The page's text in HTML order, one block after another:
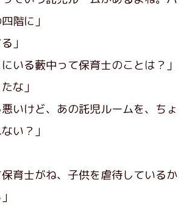
階に」
」
いる藪中って保育士のことは？」
な」
悪いけど、あの託児ルームを、ちょ
い？」
保育士がね、子供を虐待しているか